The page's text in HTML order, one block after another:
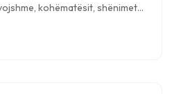
kohëmatësit, shënimet